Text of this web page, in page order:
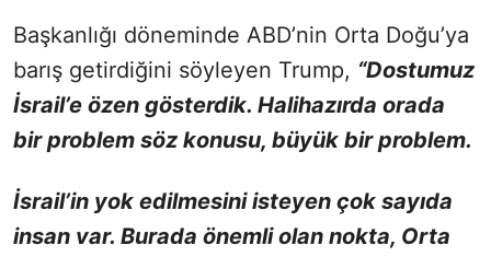
Başkanlığı döneminde ABD’nin Orta Doğu’ya
barış getirdiğini söyleyen Trump, “Dostumuz
İsrail’e özen gösterdik. Halihazırda orada
bir problem söz konusu, büyük bir problem.
İsrail’in yok edilmesini isteyen çok sayıda
insan var. Burada önemli olan nokta, Orta